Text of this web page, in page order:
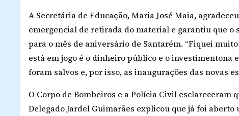
A Secretária de Educação, Maria José Maia,
emergencial de retirada do material e garantiu que
para o mês de aniversário de Santarém. “Fiquei
está em jogo é o dinheiro público e o investimentona
foram salvos e, por isso, as inaugurações das novas
O Corpo de Bombeiros e a Polícia Civil esclareceram
Delegado Jardel Guimarães explicou que já foi